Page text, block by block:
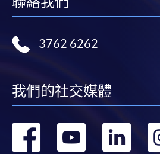
3762 6262
我們的社交媒體
轉
轉
轉